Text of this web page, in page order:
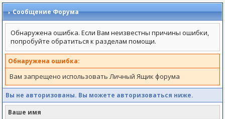
Сообщение Форума
Обнаружена ошибка. Если Вам неизвестны причины ошибки,
попробуйте обратиться к разделам помощи.
Обнаружена ошибка:
Вам запрещено использовать Личный Ящик форума
Вы не авторизованы. Вы можете авторизоваться ниже.
Ваше имя